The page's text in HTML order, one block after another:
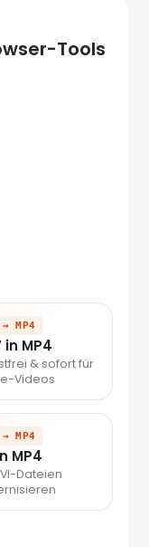
Tools
→ MP4
in MP4
& sofort für
Videos
MP4
MP4
Dateien